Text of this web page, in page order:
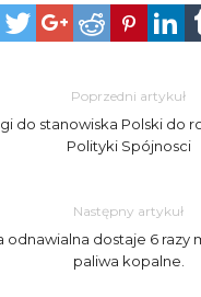
Poprzedni artykuł
do stanowiska Polski do
Polityki Spójnosci
Następny artykuł
odnawialna dostaje 6 razy
paliwa kopalne.